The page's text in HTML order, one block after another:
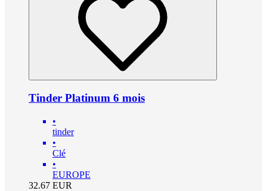
Tinder Platinum 6 mois
•
tinder
•
Clé
•
EUROPE
32.67 EUR